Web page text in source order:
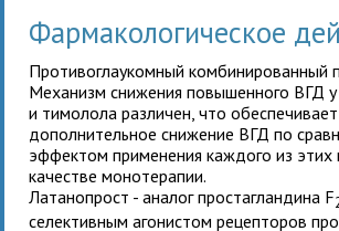
Фармакологическое
Противоглаукомный комбинированный
Механизм снижения повышенного ВГД у
и тимолола различен, что обеспечивает
дополнительное снижение ВГД по
эффектом применения каждого из этих
качестве монотерапии.
Латанопрост - аналог простагландина F
селективным агонистом рецепторов